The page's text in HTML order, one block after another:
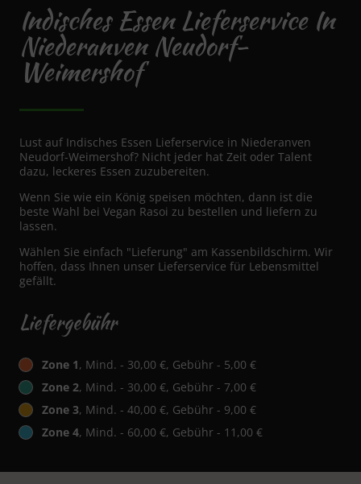
Indisches Essen Lieferservice In
Niederanven Neudorf-
Weimershof
Lust auf Indisches Essen Lieferservice in Niederanven
Neudorf-Weimershof? Nicht jeder hat Zeit oder Talent
dazu, leckeres Essen zuzubereiten.
Wenn Sie wie ein König speisen möchten, dann ist die
beste Wahl bei Vegan Rasoi zu bestellen und liefern zu
lassen.
Wählen Sie einfach "Lieferung" am Kassenbildschirm. Wir
hoffen, dass Ihnen unser Lieferservice für Lebensmittel
gefällt.
Liefergebühr
Zone 1, Mind. - 30,00 €, Gebühr - 5,00 €
Zone 2, Mind. - 30,00 €, Gebühr - 7,00 €
Zone 3, Mind. - 40,00 €, Gebühr - 9,00 €
Zone 4, Mind. - 60,00 €, Gebühr - 11,00 €